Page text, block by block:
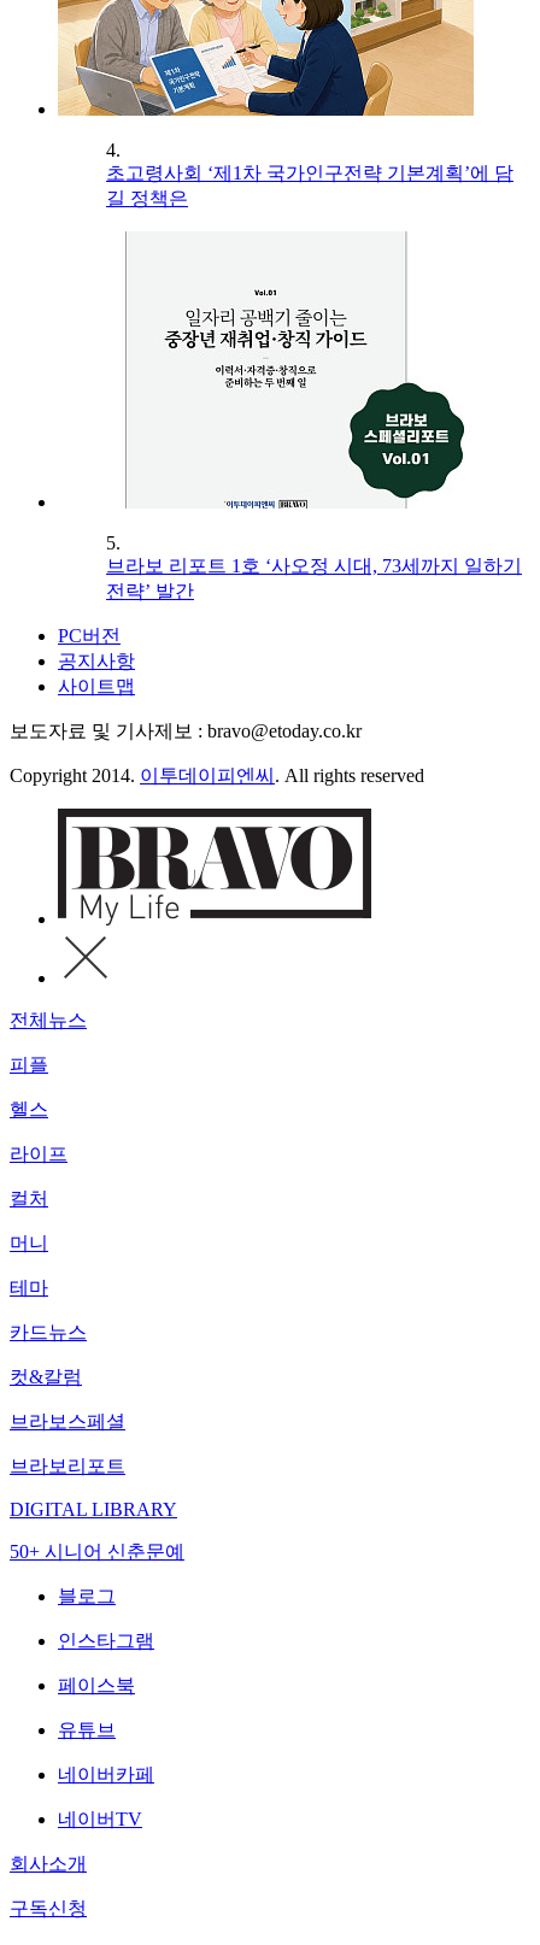
4.
초고령사회 ‘제1차 국가인구전략 기본계획’에 담
길 정책은
5.
브라보 리포트 1호 ‘사오정 시대, 73세까지 일하기
전략’ 발간
PC버전
공지사항
사이트맵
보도자료 및 기사제보 : bravo@etoday.co.kr
Copyright 2014. 이투데이피엔씨 . All rights reserved
전체뉴스
피플
헬스
라이프
컬처
머니
테마
카드뉴스
컷&칼럼
브라보스페셜
브라보리포트
DIGITAL LIBRARY
50+ 시니어 신춘문예
블로그
인스타그램
페이스북
유튜브
네이버카페
네이버TV
회사소개
구독신청